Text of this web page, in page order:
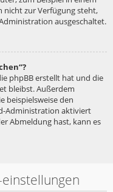
nicht zur Verfügung steht,
ausgeschaltet.
phpBB erstellt hat und die
bleibst. Außerdem
beispielsweise den
Administration aktiviert
Abmeldung hast, kann es